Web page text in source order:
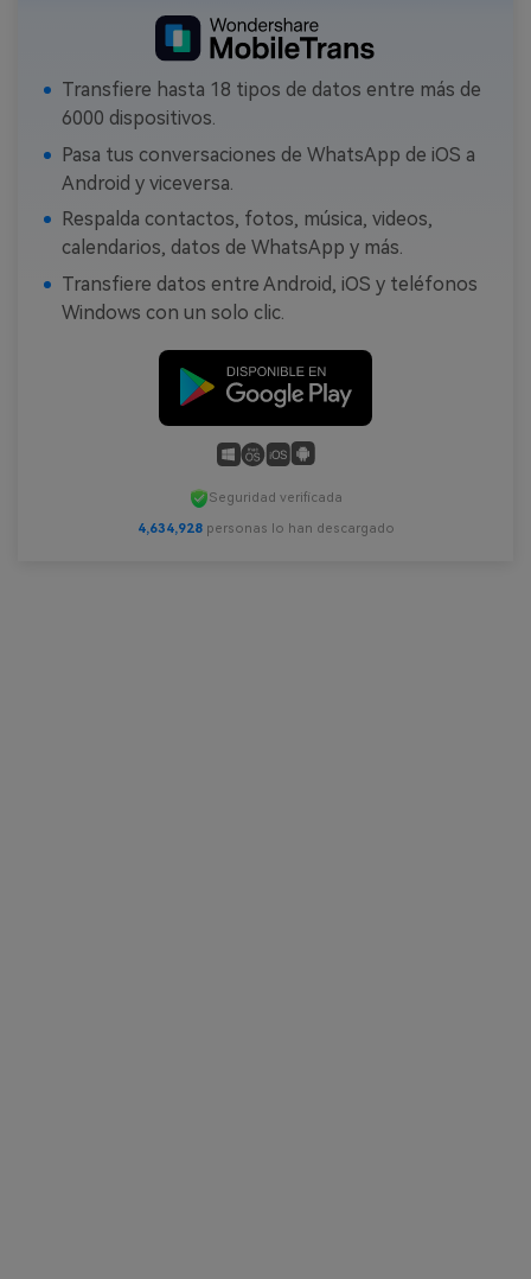
Transfiere hasta 18 tipos de datos entre más de
6000 dispositivos.
Pasa tus conversaciones de WhatsApp de iOS a
Android y viceversa.
Respalda contactos, fotos, música, videos,
calendarios, datos de WhatsApp y más.
Transfiere datos entre Android, iOS y teléfonos
Windows con un solo clic.
Seguridad verificada
4,634,930personas lo han descargado